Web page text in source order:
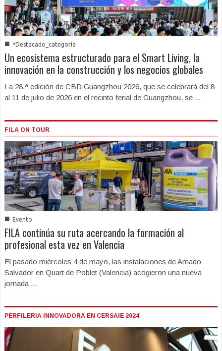
■ *Destacado_categoría
Un ecosistema estructurado para el Smart Living, la
innovación en la construcción y los negocios globales
La 28.ª edición de CBD Guangzhou 2026, que se celebrará del 8
al 11 de julio de 2026 en el recinto ferial de Guangzhou, se ...
FILA ON TOUR
■ Evento
FILA continúa su ruta acercando la formación al
profesional esta vez en Valencia
El pasado miércoles 4 de mayo, las instalaciones de Amado
Salvador en Quart de Poblet (Valencia) acogieron una nueva
jornada ...
PERFILERIA INNOVADORA EN CERSAIE 2024